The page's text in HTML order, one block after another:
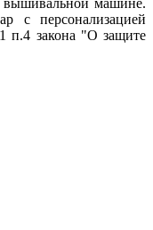
с персонализацией
п.4 закона "О защите